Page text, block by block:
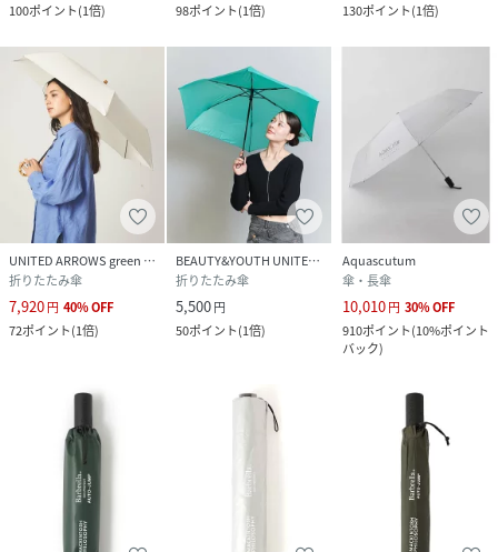
100ポイント(1倍)
98ポイント(1倍)
130ポイント(1倍)
UNITED ARROWS green label relaxing
折りたたみ傘
7,920円 40%OFF
72ポイント(1倍)
BEAUTY&YOUTH UNITED ARROWS
折りたたみ傘
5,500円
50ポイント(1倍)
Aquascutum
傘・長傘
10,010円 30%OFF
910ポイント(10%ポイント
バック)